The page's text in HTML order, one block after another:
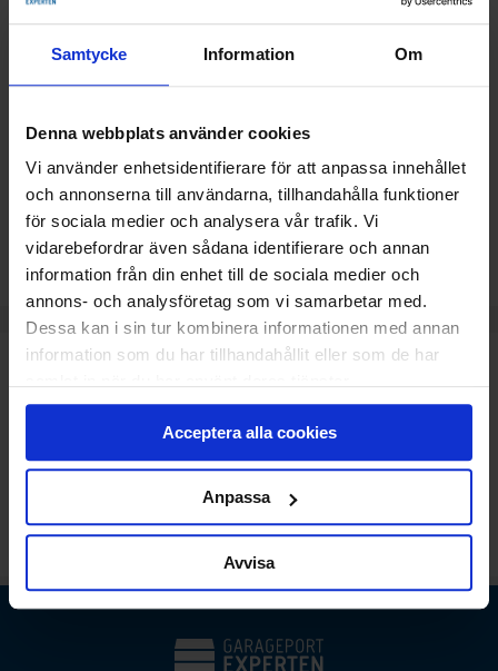
Samtycke Information Om
Denna webbplats använder cookies
Vi använder enhetsidentifierare för att anpassa innehållet
och annonserna till användarna, tillhandahålla funktioner
för sociala medier och analysera vår trafik. Vi
vidarebefordrar även sådana identifierare och annan
information från din enhet till de sociala medier och
annons- och analysföretag som vi samarbetar med.
Dessa kan i sin tur kombinera informationen med annan
information som du har tillhandahållit eller som de har
Acceptera alla cookies
Anpassa
Avvisa
Pris 1 100KR
Lägg i varukorg
Beräknad leveranstid 2-5 dagar. Vid montering är
leveranstiden något längre.
TEKNISK SPECIFIKATION
LR03/AAA batteri
868 MHz